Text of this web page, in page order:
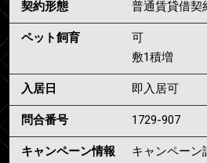
契約形態 普通賃貸借契
ペット飼育
可
敷1積増
入居日 即入居可
問合番号 1729-907
キャンペーン情報 キャンペーン